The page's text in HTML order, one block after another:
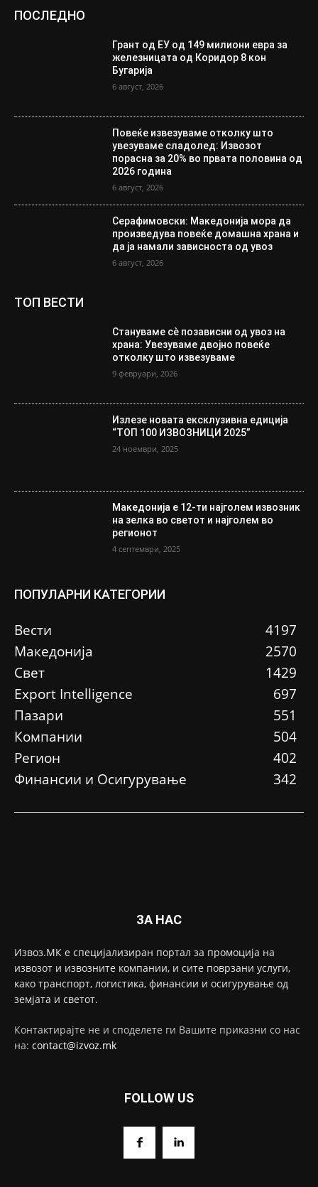
ПОСЛЕДНО
Грант од ЕУ од 149 милиони евра за
железницата од Коридор 8 кон
Бугарија
6 август, 2026
Повеќе извезуваме отколку што
увезуваме сладолед: Извозот
порасна за 20% во првата половина од
2026 година
6 август, 2026
Серафимовски: Македонија мора да
произведува повеќе домашна храна и
да ја намали зависноста од увоз
6 август, 2026
ТОП ВЕСТИ
Стануваме сè позависни од увоз на
храна: Увезуваме двојно повеќе
отколку што извезуваме
9 февруари, 2026
Излезе новата ексклузивна едиција
“ТОП 100 ИЗВОЗНИЦИ 2025”
24 ноември, 2025
Македонија е 12-ти најголем извозник
на зелка во светот и најголем во
регионот
4 септември, 2025
ПОПУЛАРНИ КАТЕГОРИИ
Вести
4197
Македонија
2570
Свет
1429
Еxport Intelligence
697
Пазари
551
Компании
504
Регион
402
Финансии и Осигурување
342
ЗА НАС
Извоз.МК е специјализиран портал за промоција на
извозот и извозните компании, и сите поврзани услуги,
како транспорт, логистика, финансии и осигурување од
земјата и светот.
Контактирајте не и споделете ги Вашите приказни со нас
на: contact@izvoz.mk
FOLLOW US